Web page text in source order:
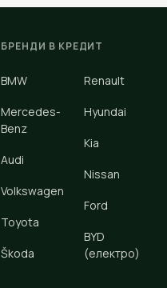
БРЕНДИ В КРЕДИТ
BMW
Mercedes-
Benz
Audi
Volkswagen
Toyota
Škoda
Renault
Hyundai
Kia
Nissan
Ford
BYD
(електро)